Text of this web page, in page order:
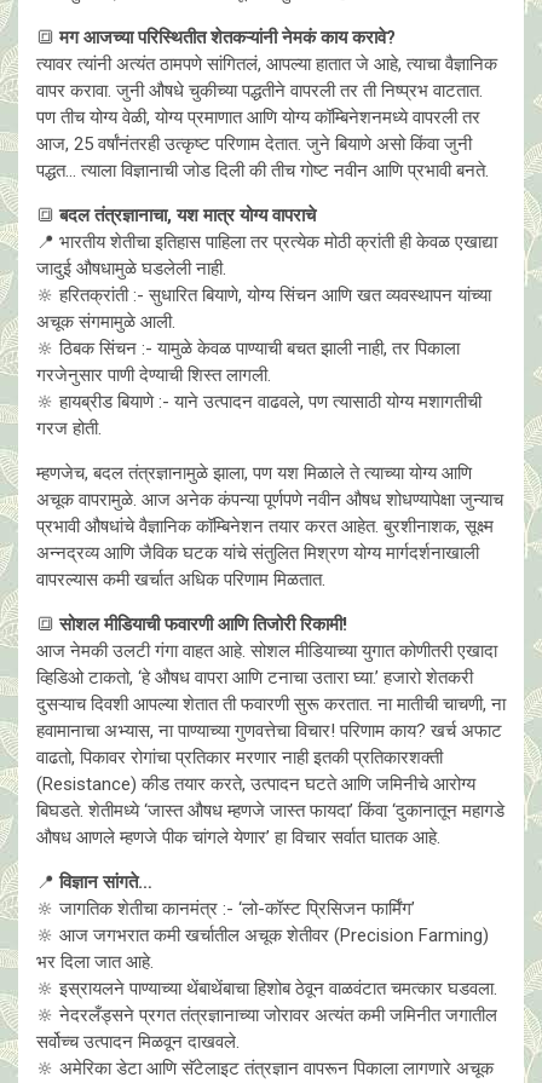
🔳 मग आजच्या परिस्थितीत शेतकऱ्यांनी नेमकं काय करावे?
त्यावर त्यांनी अत्यंत ठामपणे सांगितलं, आपल्या हातात जे आहे, त्याचा वैज्ञानिक
वापर करावा. जुनी औषधे चुकीच्या पद्धतीने वापरली तर ती निष्प्रभ वाटतात.
पण तीच योग्य वेळी, योग्य प्रमाणात आणि योग्य कॉम्बिनेशनमध्ये वापरली तर
आज, 25 वर्षांनंतरही उत्कृष्ट परिणाम देतात. जुने बियाणे असो किंवा जुनी
पद्धत… त्याला विज्ञानाची जोड दिली की तीच गोष्ट नवीन आणि प्रभावी बनते.
🔳बदल तंत्रज्ञानाचा, यश मात्र योग्य वापराचे
📍 भारतीय शेतीचा इतिहास पाहिला तर प्रत्येक मोठी क्रांती ही केवळ एखाद्या
जादुई औषधामुळे घडलेली नाही.
🔆 हरितक्रांती :- सुधारित बियाणे, योग्य सिंचन आणि खत व्यवस्थापन यांच्या
अचूक संगमामुळे आली.
🔆 ठिबक सिंचन :- यामुळे केवळ पाण्याची बचत झाली नाही, तर पिकाला
गरजेनुसार पाणी देण्याची शिस्त लागली.
🔆 हायब्रीड बियाणे :- याने उत्पादन वाढवले, पण त्यासाठी योग्य मशागतीची
गरज होती.
म्हणजेच, बदल तंत्रज्ञानामुळे झाला, पण यश मिळाले ते त्याच्या योग्य आणि
अचूक वापरामुळे. आज अनेक कंपन्या पूर्णपणे नवीन औषध शोधण्यापेक्षा जुन्याच
प्रभावी औषधांचे वैज्ञानिक कॉम्बिनेशन तयार करत आहेत. बुरशीनाशक, सूक्ष्म
अन्नद्रव्य आणि जैविक घटक यांचे संतुलित मिश्रण योग्य मार्गदर्शनाखाली
वापरल्यास कमी खर्चात अधिक परिणाम मिळतात.
🔳सोशल मीडियाची फवारणी आणि तिजोरी रिकामी!
आज नेमकी उलटी गंगा वाहत आहे. सोशल मीडियाच्या युगात कोणीतरी एखादा
व्हिडिओ टाकतो, ‘हे औषध वापरा आणि टनाचा उतारा घ्या.’ हजारो शेतकरी
दुसऱ्याच दिवशी आपल्या शेतात ती फवारणी सुरू करतात. ना मातीची चाचणी, ना
हवामानाचा अभ्यास, ना पाण्याच्या गुणवत्तेचा विचार! परिणाम काय? खर्च अफाट
वाढतो, पिकावर रोगांचा प्रतिकार मरणार नाही इतकी प्रतिकारशक्ती
(Resistance) कीड तयार करते, उत्पादन घटते आणि जमिनीचे आरोग्य
बिघडते. शेतीमध्ये ‘जास्त औषध म्हणजे जास्त फायदा’ किंवा ‘दुकानातून महागडे
औषध आणले म्हणजे पीक चांगले येणार’ हा विचार सर्वात घातक आहे.
📍 विज्ञान सांगते…
🔆 जागतिक शेतीचा कानमंत्र :- ‘लो-कॉस्ट प्रिसिजन फार्मिंग’
🔆 आज जगभरात कमी खर्चातील अचूक शेतीवर (Precision Farming)
भर दिला जात आहे.
🔆 इस्रायलने पाण्याच्या थेंबाथेंबाचा हिशोब ठेवून वाळवंटात चमत्कार घडवला.
🔆 नेदरलँड्सने प्रगत तंत्रज्ञानाच्या जोरावर अत्यंत कमी जमिनीत जगातील
सर्वोच्च उत्पादन मिळवून दाखवले.
🔆 अमेरिका डेटा आणि सॅटेलाइट तंत्रज्ञान वापरून पिकाला लागणारे अचूक